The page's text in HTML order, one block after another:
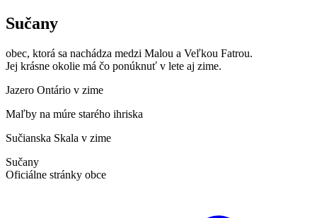
Sučany
obec, ktorá sa nachádza medzi Malou a Veľkou Fatrou.
Jej krásne okolie má čo ponúknuť v lete aj zime.
Jazero Ontário v zime
Maľby na múre starého ihriska
Sučianska Skala v zime
Sučany
Oficiálne stránky obce